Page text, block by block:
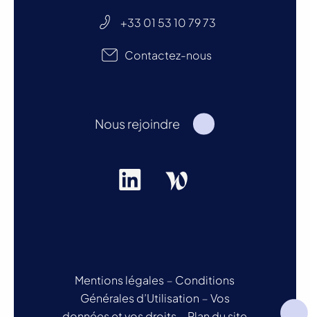
+33 01 53 10 79 73
Contactez-nous
Nous rejoindre
Mentions légales – Conditions
Générales d’Utilisation –Vos